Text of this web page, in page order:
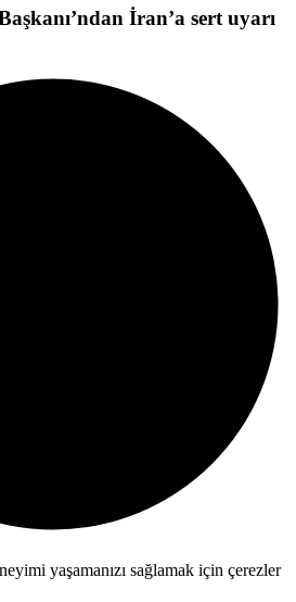
İran’a sert uyarı
yaşamanızı sağlamak için çerezler